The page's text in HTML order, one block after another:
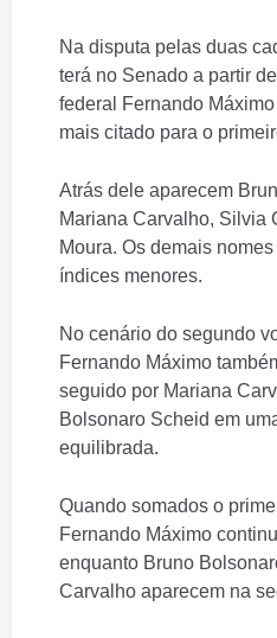
Na disputa pelas duas
terá no Senado a partir
federal Fernando
mais citado para o
Atrás dele aparecem
Mariana Carvalho, Silvia
Moura. Os demais
índices menores.
No cenário do segundo
Fernando Máximo
seguido por Mariana
Bolsonaro Scheid em
equilibrada.
Quando somados o
Fernando Máximo
enquanto Bruno
Carvalho aparecem na